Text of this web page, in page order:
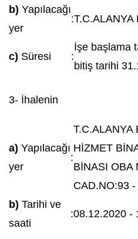
b) Yapılacağı
yer
:T.C.ALANYA
c) Süresi :
İşe başlama
bitiş tarihi
3- İhalenin
a) Yapılacağı
yer
:
T.C.ALANYA
HİZMET
BİNASI OBA
CAD.NO:93 -
b) Tarihi ve
saati
:08.12.2020 -